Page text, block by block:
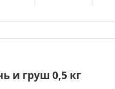
и груш 0,5 кг